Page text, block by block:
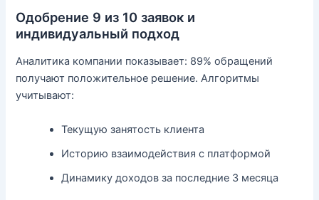
Одобрение 9 из 10 заявок и
индивидуальный подход
Аналитика компании показывает: 89% обращений
получают положительное решение. Алгоритмы
учитывают:
Текущую занятость клиента
Историю взаимодействия с платформой
Динамику доходов за последние 3 месяца